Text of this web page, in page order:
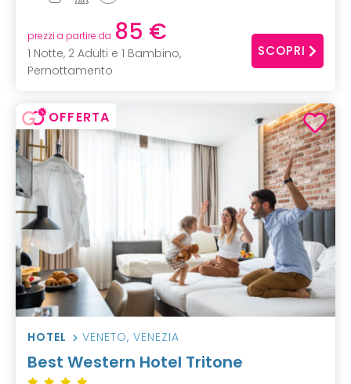
prezzi a partire da 85 €
1 Notte, 2 Adulti e 1 Bambino,
Pernottamento
SCOPRI
OFFERTA
HOTEL VENETO, VENEZIA
Best Western Hotel Tritone